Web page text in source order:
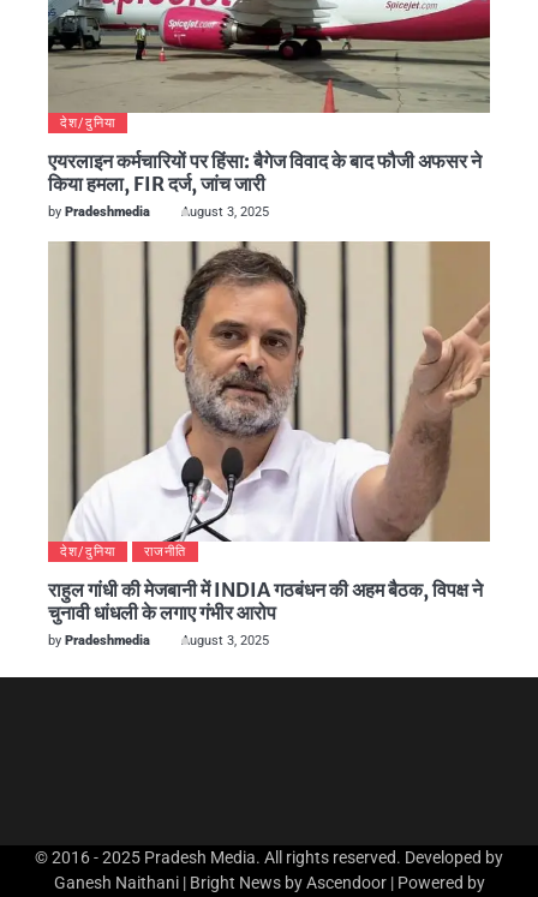
देश/दुनिया
एयरलाइन कर्मचारियों पर हिंसा: बैगेज विवाद के बाद फौजी अफसर ने
किया हमला, FIR दर्ज, जांच जारी
by Pradeshmedia August 3, 2025
देश/दुनिया राजनीति
राहुल गांधी की मेजबानी में INDIA गठबंधन की अहम बैठक, विपक्ष ने
चुनावी धांधली के लगाए गंभीर आरोप
by Pradeshmedia August 3, 2025
© 2016 - 2025 Pradesh Media. All rights reserved. Developed by
Ganesh Naithani | Bright News byAscendoor| Powered by